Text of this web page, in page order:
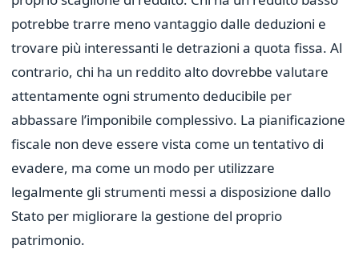
potrebbe trarre meno vantaggio dalle deduzioni e
trovare più interessanti le detrazioni a quota fissa. Al
contrario, chi ha un reddito alto dovrebbe valutare
attentamente ogni strumento deducibile per
abbassare l’imponibile complessivo. La pianificazione
fiscale non deve essere vista come un tentativo di
evadere, ma come un modo per utilizzare
legalmente gli strumenti messi a disposizione dallo
Stato per migliorare la gestione del proprio
patrimonio.